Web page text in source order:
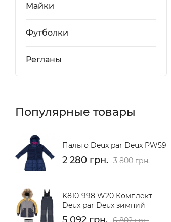
Майки
Футболки
Регланы
Популярные товары
Пальто Deux par Deux PW59
2 280 грн. 3 800 грн.
K810-998 W20 Комплект
Deux par Deux зимний